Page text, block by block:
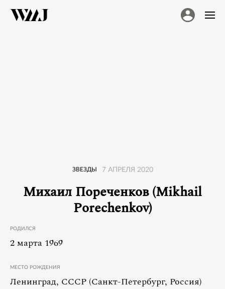
Михаил Пореченков (Mikhail
Porechenkov)
ЗВЕЗДЫ 7 АПРЕЛЯ 2020
РОДИЛСЯ
2 марта 1969
МЕСТО РОЖДЕНИЯ
Ленинград, СССР (Санкт-Петербург, Россия)